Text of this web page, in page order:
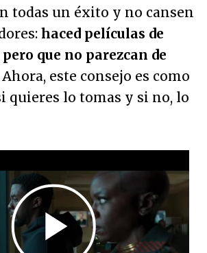
todas un éxito y no cansen
haced películas de
que no parezcan de
Ahora, este consejo es como
quieres lo tomas y si no, lo